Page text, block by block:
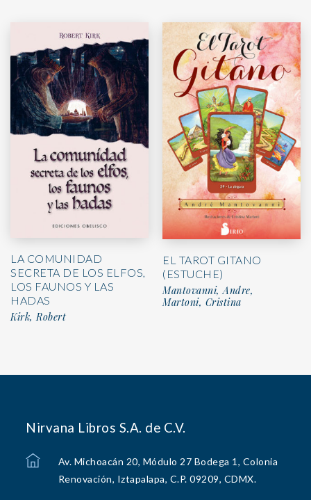
LA COMUNIDAD
SECRETA DE LOS ELFOS,
LOS FAUNOS Y LAS
HADAS
Kirk, Robert
EL TAROT GITANO
(ESTUCHE)
Mantovanni, Andre,
Martoni, Cristina
Nirvana Libros S.A. de C.V.
Av. Michoacán 20, Módulo 27 Bodega 1, Colonia
Renovación, Iztapalapa, C.P. 09209, CDMX.